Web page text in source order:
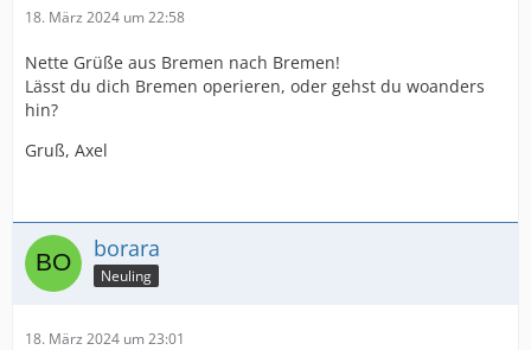
18. März 2024 um 22:58
Nette Grüße aus Bremen nach Bremen!
Lässt du dich Bremen operieren, oder gehst du woanders
hin?
Gruß, Axel
borara
Neuling
18. März 2024 um 23:01